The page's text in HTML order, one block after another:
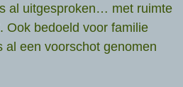
al uitgesproken… met ruimte
Ook bedoeld voor familie
al een voorschot genomen